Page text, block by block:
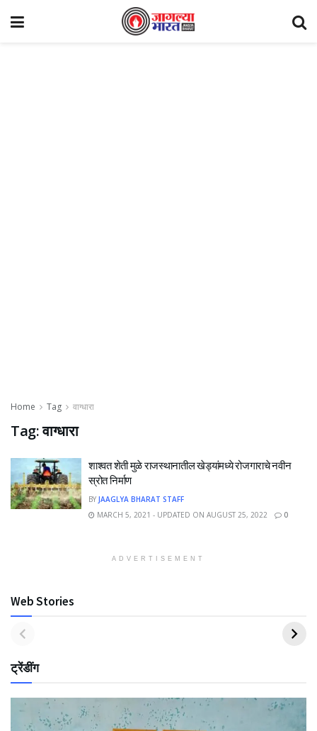
Home Tag वाग्धारा
Tag:वाग्धारा
शाश्वत शेती मुळे राजस्थानातील खेड्यांमध्ये रोजगाराचे नवीन
स्रोत निर्माण
BY JAAGLYA BHARAT STAFF
MARCH 5, 2021 - UPDATED ON AUGUST 25, 2022
0
ADVERTISEMENT
Web Stories
ट्रेंडींग